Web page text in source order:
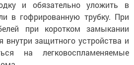
и обязательно уложить в
в гофрированную трубку. При
при коротком замыкании
внутри защитного устройства и
на легковоспламеняемые